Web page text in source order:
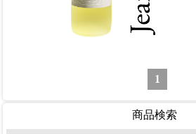
1
商品検索